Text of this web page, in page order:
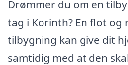
Drømmer du om en
tag i Korinth? En flot og
tilbygning kan give dit
samtidig med at den